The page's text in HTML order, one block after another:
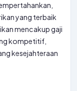
yang terbaik
mencakup gaji
kompetitif,
kesejahteraan